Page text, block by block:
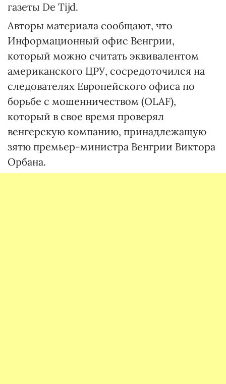
газеты De Tijd.
Авторы материала сообщают, что
Информационный офис Венгрии,
который можно считать эквивалентом
американского ЦРУ, сосредоточился на
следователях Европейского офиса по
борьбе с мошенничеством (OLAF),
который в свое время проверял
венгерскую компанию, принадлежащую
зятю премьер-министра Венгрии Виктора
Орбана.